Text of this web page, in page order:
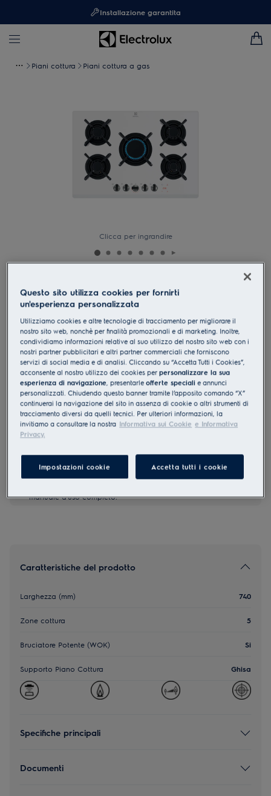
Installazione garantita
Piani cottura Piani cottura a gas
Clicca per ingrandire
Piano cottura Serie 800 Flamelight
75cm
4.3 (45)
Documentazione tecnica
Vantaggi
Il piano cottura FlameLight mostra in maniera chiara l’intensità della
fiamma.
I LED FlameLight mostrano se un bruciatore è acceso o spento.
I comandi del piano StepPower consentono di impostare la fiamma
da 1 a 9.
Le istruzioni e le avvertenze di sicurezza ai sensi del
regolamento UE 2023/988 sono riportate nei capitoli 1 e 2 del
manuale d'uso completo.
Caratteristiche del prodotto
Larghezza (mm) 740
Zone cottura 5
Bruciatore Potente (WOK) Si
Supporto Piano Cottura Ghisa
Specifiche principali
Documenti
Questo sito utilizza cookies per fornirti
un'esperienza personalizzata
Utilizziamo cookies e altre tecnologie di tracciamento per migliorare il
nostro sito web, nonchè per finalità promozionali e di marketing. Inoltre,
condividiamo informazioni relative al suo utilizzo del nostro sito web con i
nostri partner pubblicitari e altri partner commerciali che forniscono
servizi di social media e di analisi. Cliccando su “Accetta Tutti i Cookies”,
acconsente al nostro utilizzo dei cookies perpersonalizzare la sua
esperienza di navigazione, presentarleofferte speciali e annunci
personalizzati. Chiudendo questo banner tramite l’apposito comando “X”
continuerai la navigazione del sito in assenza di cookie o altri strumenti di
tracciamento diversi da quelli tecnici. Per ulteriori informazioni, la
invitiamo a consultare la nostra Informativa sui Cookie e Informativa
Privacy.
Impostazioni cookie Accetta tutti i cookie